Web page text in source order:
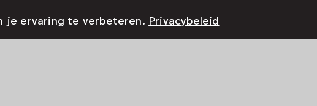
je ervaring te verbeteren. Privacybeleid